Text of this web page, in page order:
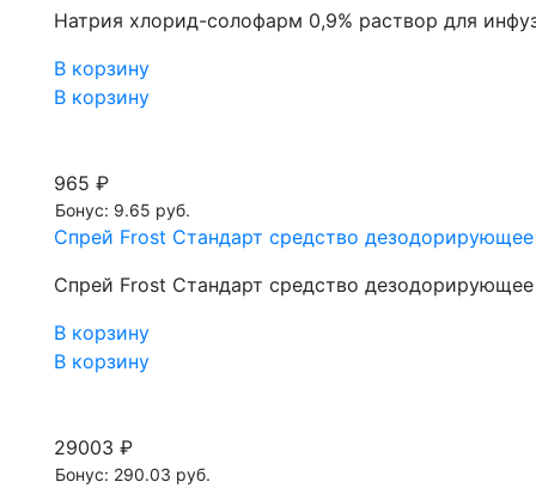
Натрия хлорид-солофарм 0,9% раствор для
В корзину
В корзину
965 ₽
Бонус: 9.65 руб.
Спрей Frost Стандарт средство
Спрей Frost Стандарт средство
В корзину
В корзину
29003 ₽
Бонус: 290.03 руб.